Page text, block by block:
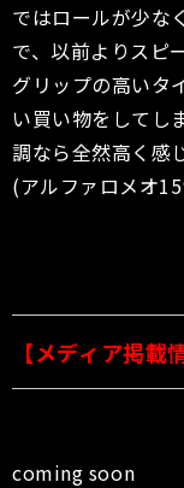
ではロールが少な
で、以前よりスピ
グリップの高いタ
い買い物をしてし
調なら全然高く感
(アルファロメオ
【メディア掲載
coming soon